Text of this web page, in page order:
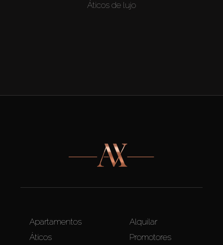
Áticos de lujo
Apartamentos
Áticos
Alquilar
Promotores